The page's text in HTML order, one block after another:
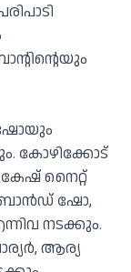
ഷോയും
കോഴിക്കോട്
നൈറ്റ്
ബാൻഡ് ഷോ,
നടക്കും.
ആര്യ